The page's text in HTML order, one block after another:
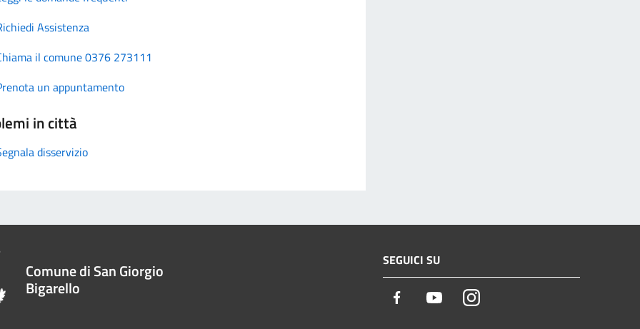
Assistenza
il comune 0376 273111
un appuntamento
in città
disservizio
Comune di San Giorgio
Bigarello
SEGUICI SU
Facebook YoutubeInstagram